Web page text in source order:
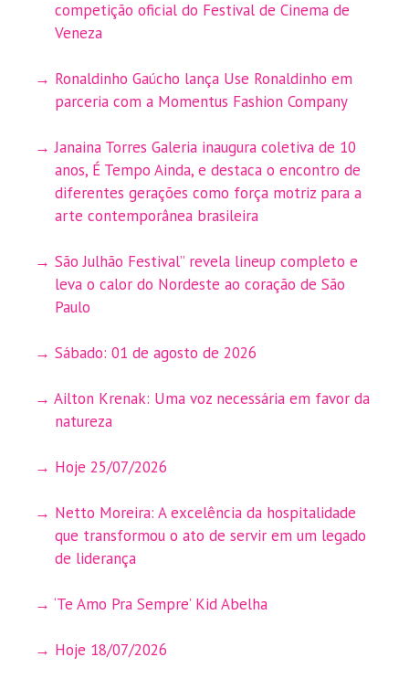
competição oficial do Festival de Cinema de
Veneza
Ronaldinho Gaúcho lança Use Ronaldinho em
parceria com a Momentus Fashion Company
Janaina Torres Galeria inaugura coletiva de 10
anos, É Tempo Ainda, e destaca o encontro de
diferentes gerações como força motriz para a
arte contemporânea brasileira
São Julhão Festival” revela lineup completo e
leva o calor do Nordeste ao coração de São
Paulo
Sábado: 01 de agosto de 2026
Ailton Krenak: Uma voz necessária em favor da
natureza
Hoje 25/07/2026
Netto Moreira: A excelência da hospitalidade
que transformou o ato de servir em um legado
de liderança
‘Te Amo Pra Sempre’ Kid Abelha
Hoje 18/07/2026